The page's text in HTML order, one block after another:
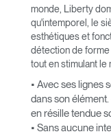
monde, Liberty
qu'intemporel, le
esthétiques et
détection de forme
tout en stimulant le
• Avec ses lignes
dans son
en résille tendue
• Sans aucune